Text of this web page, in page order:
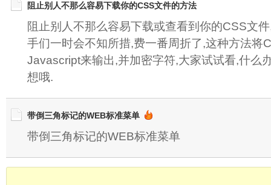
阻止别人不那么容易下载你的CSS文件的方法
阻止别人不那么容易下载或查看到你的CSS文
手们一时会不知所措,费一番周折了,这种方法将
Javascript来输出,并加密字符,大家试试看,什么
想哦.
带倒三角标记的WEB标准菜单
带倒三角标记的WEB标准菜单